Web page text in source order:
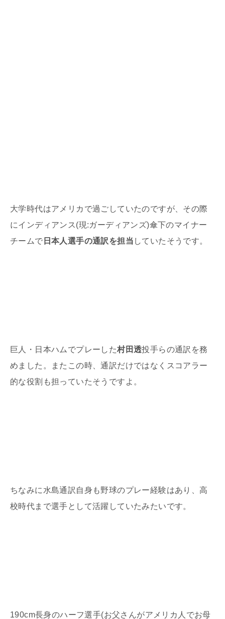
大学時代はアメリカで過ごしていたのですが、その際
にインディアンス (現:ガーディアンズ)傘下のマイナー
チームで 日本人選手の通訳を担当 していたそうです。
巨人・日本ハムでプレーした村田透投手らの通訳を務
めました。またこの時、通訳だけではなくスコアラー
的な役割も担っていたそうですよ。
ちなみに水島通訳自身も野球のプレー経験はあり、高
校時代まで選手として活躍していたみたいです。
190cm長身のハーフ選手(お父さんがアメリカ人でお母